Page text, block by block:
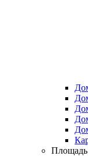
Площадь